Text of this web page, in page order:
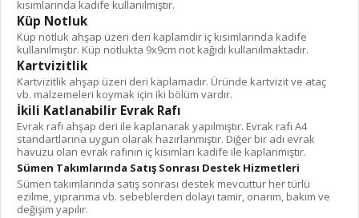
kısımlarında kadife kullanılmıştır.
Küp Notluk
Küp notluk ahşap üzeri deri kaplamdır iç kısımlarında kadife
kullanılmıştır. Küp notlukta 9x9cm not kağıdı kullanılmaktadır.
Kartvizitlik
Kartvizitlik ahşap üzeri deri kaplamadır. Üründe kartvizit ve ataç
vb. malzemeleri koymak için iki bölüm vardır.
İkili Katlanabilir Evrak Rafı
Evrak rafı ahşap deri ile kaplanarak yapılmıştır. Evrak rafı A4
standartlarına uygun olarak hazırlanmıştır. Diğer bir adı evrak
havuzu olan evrak rafının iç kısımları kadife ile kaplanmıştır.
Sümen Takımlarında Satış Sonrası Destek Hizmetleri
Sümen takımlarında satış sonrası destek mevcuttur her türlü
ezilme, yıpranma vb. sebeblerden dolayı tamir, onarım, bakım ve
değişim yapılır.